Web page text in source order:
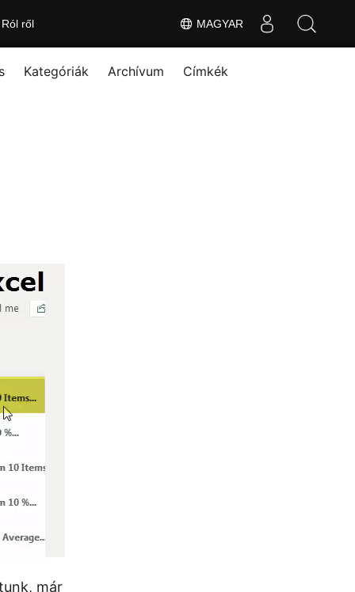
MAGYAR
Ról ről
Kategóriák Archívum Címkék
már